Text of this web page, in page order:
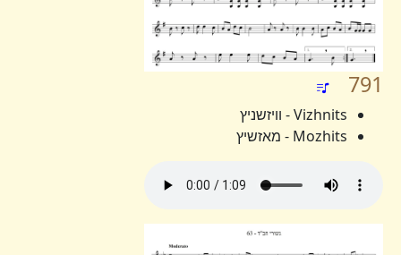
791
Vizhnits - וויזשניץ
Mozhits - מאזשיץ